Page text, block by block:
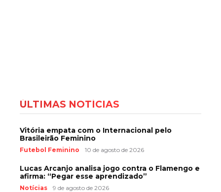
ÚLTIMAS NOTÍCIAS
Vitória empata com o Internacional pelo
Brasileirão Feminino
Futebol Feminino 10 de agosto de 2026
Lucas Arcanjo analisa jogo contra o Flamengo e
afirma: “Pegar esse aprendizado”
Notícias 9 de agosto de 2026